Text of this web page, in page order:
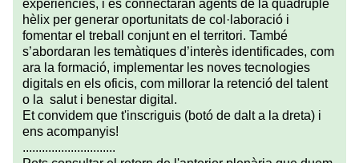
experiències, i es connectaran agents de la quàdruple
hèlix per generar oportunitats de col·laboració i
fomentar el treball conjunt en el territori. També
s’abordaran les temàtiques d’interès identificades, com
ara la formació, implementar les noves tecnologies
digitals en els oficis, com millorar la retenció del talent
o la salut i benestar digital.
Et convidem que t'inscriguis (botó de dalt a la dreta) i
ens acompanyis!
.............................